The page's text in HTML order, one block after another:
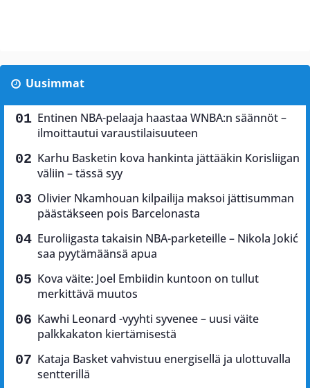
Uusimmat
Entinen NBA-pelaaja haastaa WNBA:n säännöt –
ilmoittautui varaustilaisuuteen
Karhu Basketin kova hankinta jättääkin Korisliigan
väliin – tässä syy
Olivier Nkamhouan kilpailija maksoi jättisumman
päästäkseen pois Barcelonasta
Euroliigasta takaisin NBA-parketeille – Nikola Jokić
saa pyytämäänsä apua
Kova väite: Joel Embiidin kuntoon on tullut
merkittävä muutos
Kawhi Leonard -vyyhti syvenee – uusi väite
palkkakaton kiertämisestä
Kataja Basket vahvistuu energisellä ja ulottuvalla
sentterillä